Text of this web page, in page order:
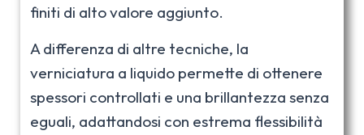
finiti di alto valore aggiunto.
A differenza di altre tecniche, la
verniciatura a liquido permette di ottenere
spessori controllati e una brillantezza senza
eguali, adattandosi con estrema flessibilità